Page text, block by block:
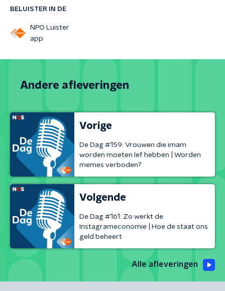
BELUISTER IN DE
NPO Luister
app
Andere afleveringen
Vorige
De Dag #159: Vrouwen die imam
worden moeten lef hebben | Worden
memes verboden?
Volgende
De Dag #161: Zo werkt de
Instagrameconomie | Hoe de staat ons
geld beheert
Alle afleveringen